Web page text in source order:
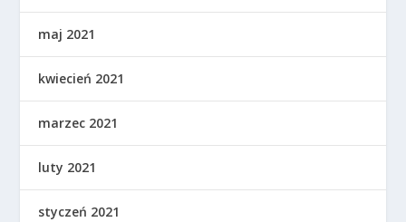
maj 2021
kwiecień 2021
marzec 2021
luty 2021
styczeń 2021